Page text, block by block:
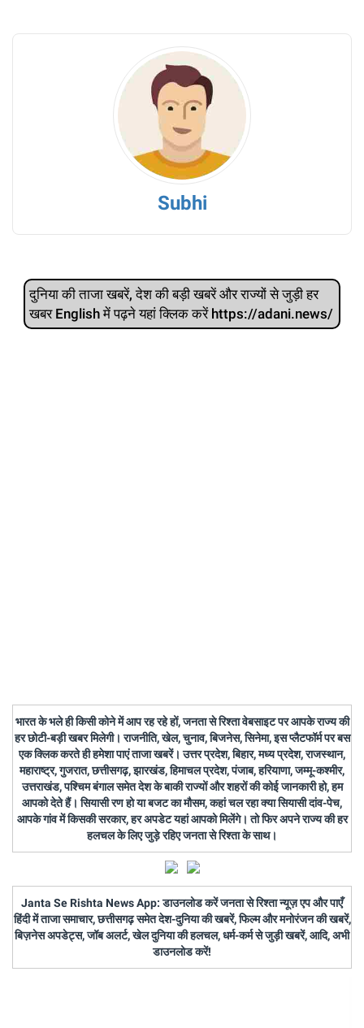
Subhi
दुनिया की ताजा खबरें, देश की बड़ी खबरें और राज्‍यों से जुड़ी हर
खबर English में पढ़ने यहां क्लिक करें https://adani.news/
भारत के भले ही किसी कोने में आप रह रहे हों, जनता से रिश्ता वेबसाइट पर आपके राज्य की
हर छोटी-बड़ी खबर मिलेगी। राजनीति, खेल, चुनाव, बिजनेस, सिनेमा, इस प्लैटफॉर्म पर बस
एक क्लिक करते ही हमेशा पाएं ताजा खबरें। उत्तर प्रदेश, बिहार, मध्य प्रदेश, राजस्थान,
महाराष्ट्र, गुजरात, छत्तीसगढ़, झारखंड, हिमाचल प्रदेश, पंजाब, हरियाणा, जम्मू-कश्मीर,
उत्तराखंड, पश्चिम बंगाल समेत देश के बाकी राज्यों और शहरों की कोई जानकारी हो, हम
आपको देते हैं। सियासी रण हो या बजट का मौसम, कहां चल रहा क्या सियासी दांव-पेच,
आपके गांव में किसकी सरकार, हर अपडेट यहां आपको मिलेंगे। तो फिर अपने राज्य की हर
हलचल के लिए जुड़े रहिए जनता से रिश्ता के साथ।
Janta Se Rishta News App: डाउनलोड करें जनता से रिश्ता न्यूज़ एप और पाएँ
हिंदी में ताजा समाचार, छत्तीसगढ़ समेत देश-दुनिया की खबरें, फिल्म और मनोरंजन की खबरें,
बिज़नेस अपडेट्स, जॉब अलर्ट, खेल दुनिया की हलचल, धर्म-कर्म से जुड़ी खबरें, आदि, अभी
डाउनलोड करें!